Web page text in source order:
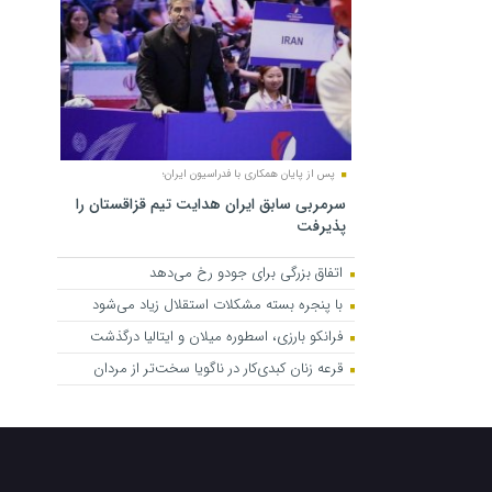
پس از پایان همکاری با فدراسیون ایران؛
سرمربی سابق ایران هدایت تیم قزاقستان را
پذیرفت
اتفاق بزرگی برای جودو رخ می‌دهد
با پنجره بسته مشکلات استقلال زیاد می‌شود
فرانکو بارزی، اسطوره میلان و ایتالیا درگذشت
قرعه زنان کبدی‌کار در ناگویا سخت‌تر از مردان